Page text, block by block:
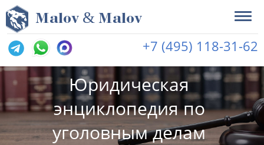
Malov & Malov
+7 (495) 118-31-62
Юридическая
энциклопедия по
уголовным делам